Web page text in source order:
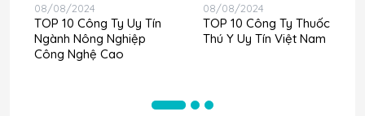
08/08/2024
TOP 10 Công Ty Uy Tín
Ngành Nông Nghiệp
Công Nghệ Cao
08/08/2024
TOP 10 Công Ty Thuốc
Thú Y Uy Tín Việt Nam